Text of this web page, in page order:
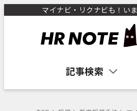
マイナビ・リクナビも！い
記事検索